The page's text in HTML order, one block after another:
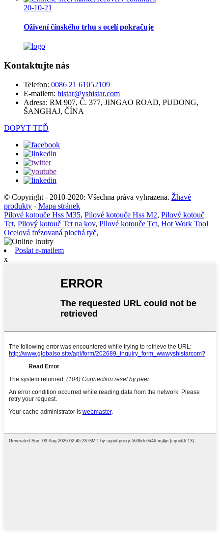
20-10-21
Oživení čínského trhu s ocelí pokračuje
Kontaktujte nás
Telefon: 0086 21 61052109
E-mailem: histar@yshistar.com
Adresa: RM 907, Č. 377, JINGAO ROAD, PUDONG,
ŠANGHAJ, ČÍNA
DOPYT TEĎ
© Copyright - 2010-2020: Všechna práva vyhrazena. Žhavé
produkty - Mapa stránek
Pilové kotouče Hss M35, Pilové kotouče Hss M2, Pilový kotouč
Tct, Pilový kotouč Tct na kov, Pilové kotouče Tct, Hot Work Tool
Ocelová frézovaná plochá tyč,
Poslat e-mailem
x